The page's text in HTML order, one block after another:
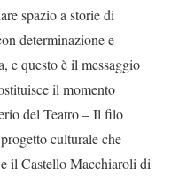
spazio a storie di
determinazione e
e questo è il messaggio
il momento
del Teatro – Il filo
culturale che
il Castello Macchiaroli di